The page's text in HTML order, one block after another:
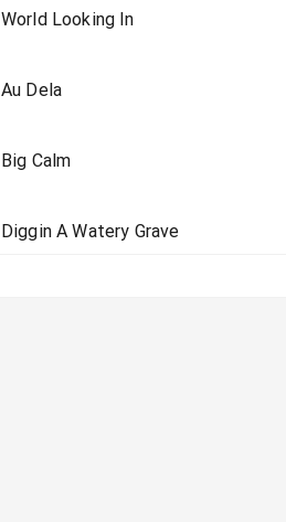
World Looking In
Au Dela
Big Calm
Diggin A Watery Grave